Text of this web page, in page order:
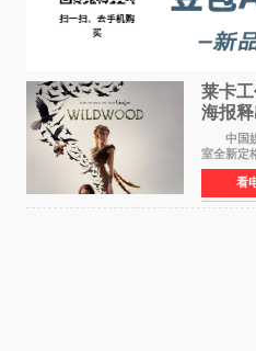
莱卡工
海报
月开启
中国娱
室全新定
报，女孩
世界，
开。 本
看